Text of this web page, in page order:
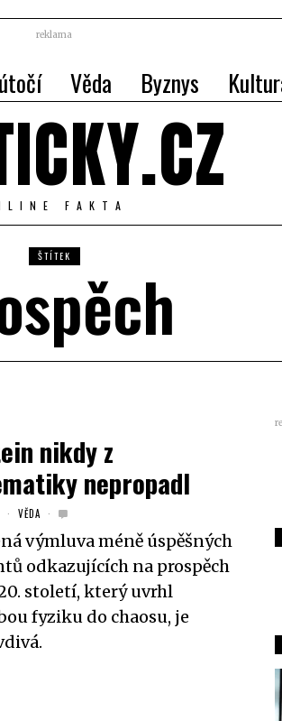
reklama
Věda Byznys
FAKTA
ŠTÍTEK
nikdy z
nepropadl
VĚDA
výmluva méně úspěšných
odkazujících na prospěch
století, který uvrhl
fyziku do chaosu, je